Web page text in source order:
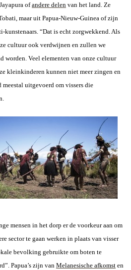
ofandere delen van het land. Ze
maar uit Papua-Nieuw-Guinea of zijn
kunstenaars. “Dat is echt zorgwekkend. Als
cultuur ook verdwijnen en zullen we
worden. Veel elementen van onze cultuur
kleinkinderen kunnen niet meer zingen en
meestal uitgevoerd om vissers die
mensen in het dorp er de voorkeur aan om
sector te gaan werken in plaats van visser
bevolking gebruikte om boten te
Papua’s zijn van Melanesische afkomst en